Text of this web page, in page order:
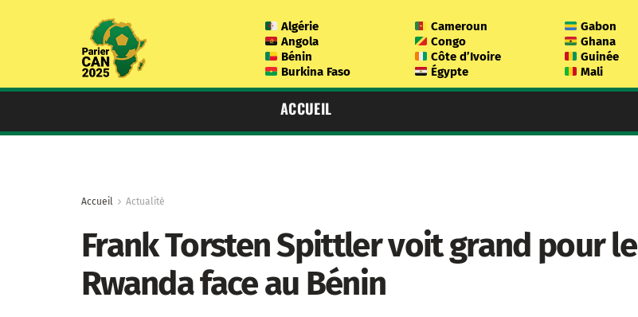
Algérie
Angola
Bénin
Burkina Faso
Cameroun
Congo
Côte d’Ivoire
Égypte
Gabon
Ghana
Guinée
Mali
ACCUEIL
Accueil Actualité
Frank Torsten Spittler voit grand pour le
Rwanda face au Bénin